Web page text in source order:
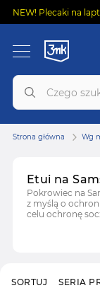
NEW! Plecaki na
Etui na
Pokrowiec na
z myślą o
celu ochronę
Wybierz etui
Strona główna Wg
SERIA
SORTUJ